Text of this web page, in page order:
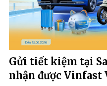
Gửi tiết kiệm tại
nhận được Vinfast